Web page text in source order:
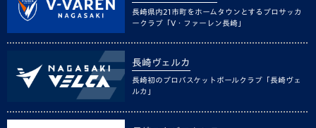
長崎県内21市町をホームタウンとするプロサッカ
ークラブ「V・ファーレン長崎」
長崎ヴェルカ
長崎初のプロバスケットボールクラブ「長崎ヴェ
ルカ」